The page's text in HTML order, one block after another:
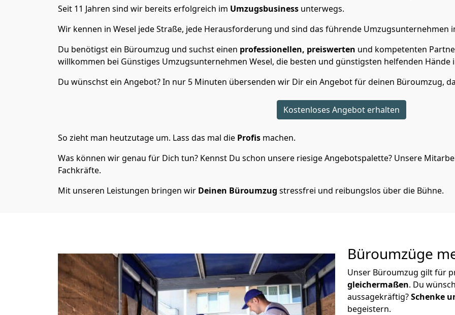
Seit 11 Jahren sind wir bereits erfolgreich im Umzugsbusiness unterwegs.
Wir kennen in Wesel jede Straße, jede Herausforderung und sind das führende Umzugsunternehmen
Du benötigst ein Büroumzug und suchst einen professionellen, preiswerten und kompetenten
willkommen bei Günstiges Umzugsunternehmen Wesel, die besten und günstigsten helfenden Hände
Du wünschst ein Angebot? In nur 5 Minuten übersenden wir Dir ein Angebot für deinen Büroumzug,
Kostenloses Angebot erhalten
So zieht man heutzutage um. Lass das mal die Profis machen.
Was können wir genau für Dich tun? Kennst Du schon unsere riesige Angebotspalette? Unsere
Fachkräfte.
Mit unseren Leistungen bringen wir Deinen Büroumzug stressfrei und reibungslos über die Bühne.
Büroumzüge
Unser Büroumzug gilt für
gleichermaßen. Du
aussagekräftig?Schenke
begeistern.